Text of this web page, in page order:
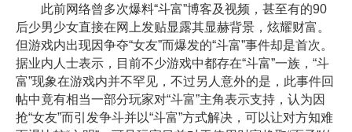
此前网络曾多次爆料“斗富”博客及视频，甚至有的90
后少男少女直接在网上发贴显露其显赫背景，炫耀财富。
但游戏内出现因争夺“女友”而爆发的“斗富”事件却是首次。
据业内人士表示，目前不少游戏中都存在“斗富”一族，“斗
富”现象在游戏内并不罕见，不过另人意外的是，此事件回
帖中竟有相当一部分玩家对“斗富”主角表示支持，认为因
抢“女友”而引发争斗并以“斗富”方式解决，可以让对方知难